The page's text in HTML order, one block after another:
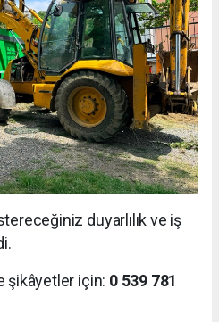
duyarlılık ve iş
şikâyetler için: 0 539 781